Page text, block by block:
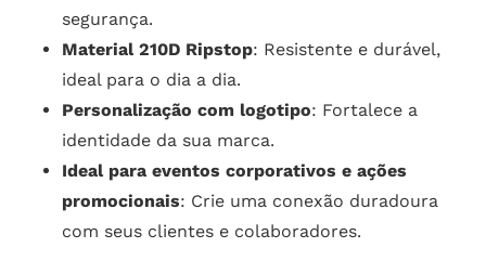
segurança.
Material 210D Ripstop: Resistente e durável,
ideal para o dia a dia.
Personalização com logotipo: Fortalece a
identidade da sua marca.
Ideal para eventos corporativos e ações
promocionais: Crie uma conexão duradoura
com seus clientes e colaboradores.